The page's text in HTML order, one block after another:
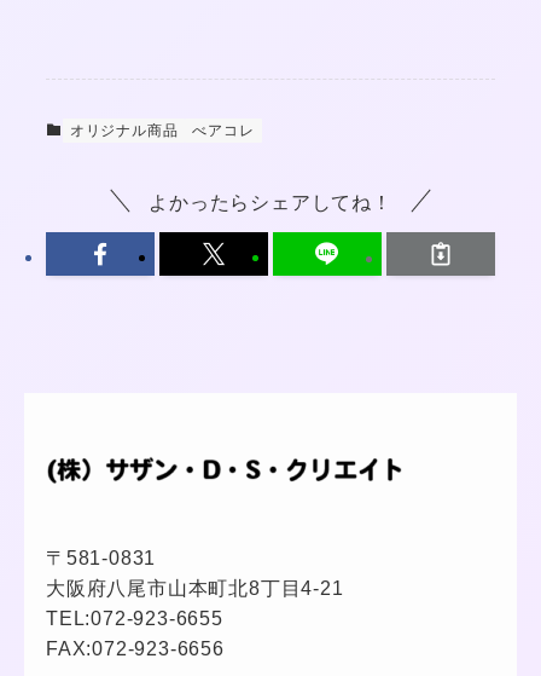
オリジナル商品 べアコレ
よかったらシェアしてね！
〒581-0831
大阪府八尾市山本町北8丁目4-21
TEL:072-923-6655
FAX:072-923-6656